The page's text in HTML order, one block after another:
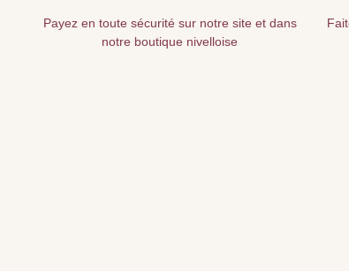
Payez en toute sécurité sur notre site et dans
notre boutique nivelloise